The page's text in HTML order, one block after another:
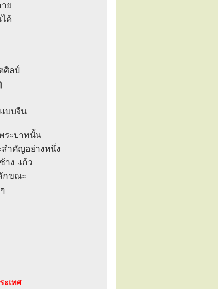
ย
ด้
ศิลป์
บบจีน
ระบาทนั้น
สำคัญอย่างหนึ่ง
าง แก้ว
กขณะ
ะเทศ